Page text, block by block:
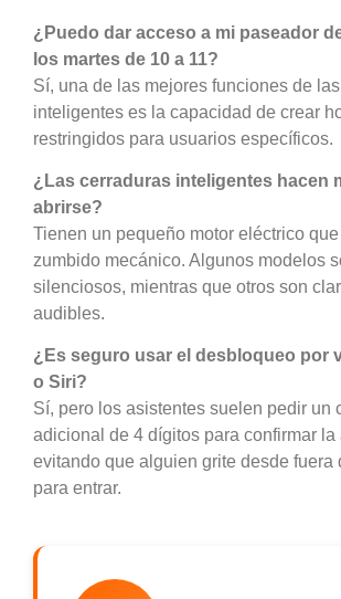
¿Puedo dar acceso a mi paseador
los martes de 10 a 11?
Sí, una de las mejores funciones de
inteligentes es la capacidad de crear
restringidos para usuarios específicos.
¿Las cerraduras inteligentes hacen
abrirse?
Tienen un pequeño motor eléctrico
zumbido mecánico. Algunos modelos
silenciosos, mientras que otros son
audibles.
¿Es seguro usar el desbloqueo por
o Siri?
Sí, pero los asistentes suelen pedir un
adicional de 4 dígitos para confirmar la
evitando que alguien grite desde fuera
para entrar.